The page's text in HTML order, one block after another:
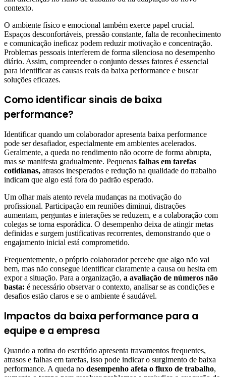
contexto.
O ambiente físico e emocional também exerce papel crucial.
Espaços desconfortáveis, pressão constante, falta de reconhecimento
e comunicação ineficaz podem reduzir motivação e concentração.
Problemas pessoais interferem de forma silenciosa no desempenho
diário. Assim, compreender o conjunto desses fatores é essencial
para identificar as causas reais da baixa performance e buscar
soluções eficazes.
Como identificar sinais de baixa
performance?
Identificar quando um colaborador apresenta baixa performance
pode ser desafiador, especialmente em ambientes acelerados.
Geralmente, a queda no rendimento não ocorre de forma abrupta,
mas se manifesta gradualmente. Pequenas falhas em tarefas
cotidianas, atrasos inesperados e redução na qualidade do trabalho
indicam que algo está fora do padrão esperado.
Um olhar mais atento revela mudanças na motivação do
profissional. Participação em reuniões diminui, distrações
aumentam, perguntas e interações se reduzem, e a colaboração com
colegas se torna esporádica. O desempenho deixa de atingir metas
definidas e surgem justificativas recorrentes, demonstrando que o
engajamento inicial está comprometido.
Frequentemente, o próprio colaborador percebe que algo não vai
bem, mas não consegue identificar claramente a causa ou hesita em
expor a situação. Para a organização, a avaliação de números não
basta: é necessário observar o contexto, analisar se as condições e
desafios estão claros e se o ambiente é saudável.
Impactos da baixa performance para a
equipe e a empresa
Quando a rotina do escritório apresenta travamentos frequentes,
atrasos e falhas em tarefas, isso pode indicar o surgimento de baixa
performance. A queda no desempenho afeta o fluxo de trabalho,